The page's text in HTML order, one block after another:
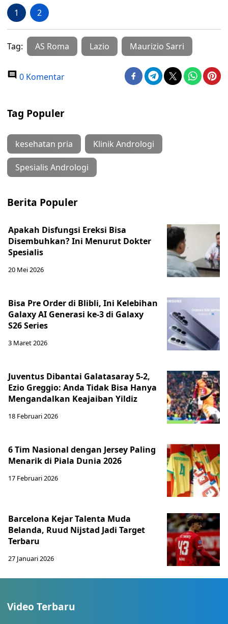
1 2
Tag: AS Roma Lazio Maurizio Sarri
0 Komentar
Tag Populer
kesehatan pria Klinik Andrologi
Spesialis Andrologi
Berita Populer
Apakah Disfungsi Ereksi Bisa
Disembuhkan? Ini Menurut Dokter
Spesialis
20 Mei 2026
Bisa Pre Order di Blibli, Ini Kelebihan
Galaxy AI Generasi ke-3 di Galaxy
S26 Series
3 Maret 2026
Juventus Dibantai Galatasaray 5-2,
Ezio Greggio: Anda Tidak Bisa Hanya
Mengandalkan Keajaiban Yildiz
18 Februari 2026
6 Tim Nasional dengan Jersey Paling
Menarik di Piala Dunia 2026
17 Februari 2026
Barcelona Kejar Talenta Muda
Belanda, Ruud Nijstad Jadi Target
Terbaru
27 Januari 2026
Video Terbaru